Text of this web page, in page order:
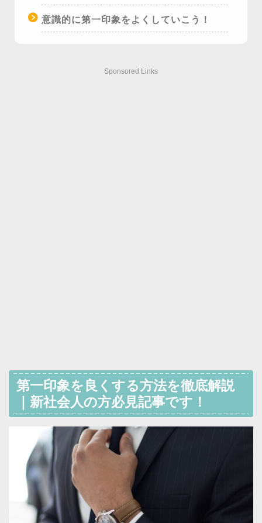
意識的に第一印象をよくしていこう！
Sponsored Links
第一印象を良くする方法を徹底解説
｜新社会人の方必見記事です！